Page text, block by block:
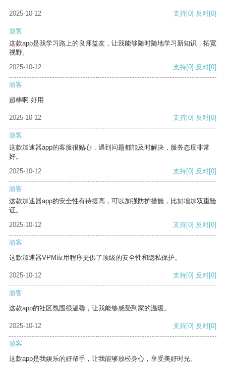
2025-10-12 支持[0] 反对[0]
游客
这款app是我学习路上的良师益友，让我能够随时随地学习新知识，拓宽
视野。
2025-10-12
支持[0] 反对[0]
游客
超棒啊 好用
2025-10-12 支持[0] 反对[0]
游客
这款加速器app的客服很贴心，遇到问题都能及时解决，服务态度非常
好。
2025-10-12
支持[0] 反对[0]
游客
这款加速器app的安全性有待提高，可以加强防护措施，比如增加双重验
证。
2025-10-12
支持[0] 反对[0]
游客
这款加速器VPM应用程序提供了顶级的安全性和隐私保护。
2025-10-12 支持[0] 反对[0]
游客
这款app的社区氛围很温馨，让我能够感受到家的温暖。
2025-10-12 支持[0] 反对[0]
游客
这款app是我娱乐的好帮手，让我能够放松身心，享受美好时光。